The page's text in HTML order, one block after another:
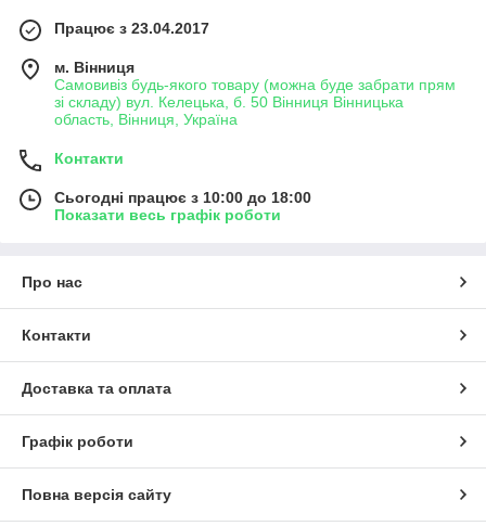
Працює з 23.04.2017
м. Вінниця
Самовивіз будь-якого товару (можна буде забрати прям
зі складу) вул. Келецька, б. 50 Вінниця Вінницька
область, Вінниця, Україна
Контакти
Сьогодні працює з 10:00 до 18:00
Показати весь графік роботи
Про нас
Контакти
Доставка та оплата
Графік роботи
Повна версія сайту